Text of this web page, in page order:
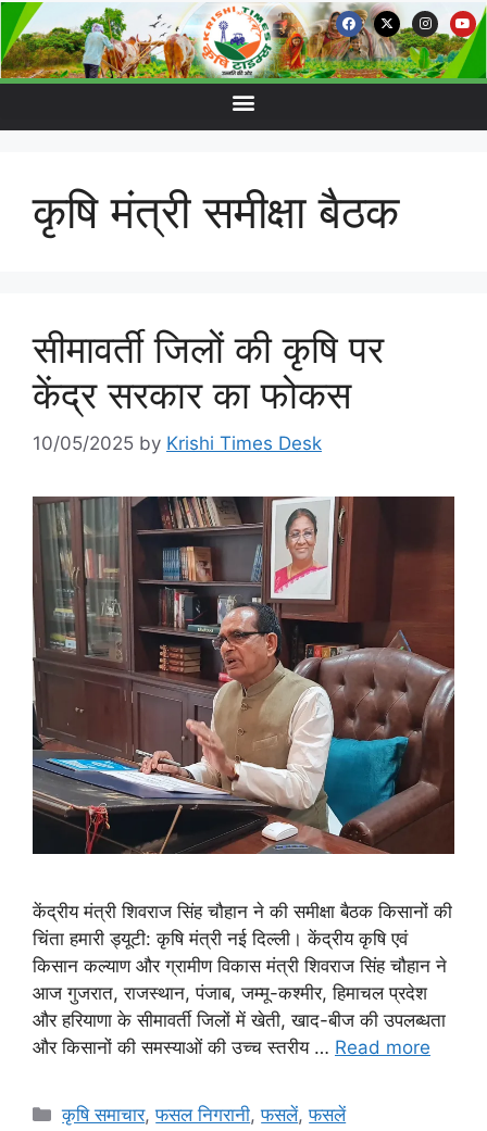
कृषि मंत्री समीक्षा बैठक
सीमावर्ती जिलों की कृषि पर
केंद्र सरकार का फोकस
10/05/2025 by Krishi Times Desk
केंद्रीय मंत्री शिवराज सिंह चौहान ने की समीक्षा बैठक किसानों की
चिंता हमारी ड्यूटी: कृषि मंत्री नई दिल्ली। केंद्रीय कृषि एवं
किसान कल्याण और ग्रामीण विकास मंत्री शिवराज सिंह चौहान ने
आज गुजरात, राजस्थान, पंजाब, जम्मू-कश्मीर, हिमाचल प्रदेश
और हरियाणा के सीमावर्ती जिलों में खेती, खाद-बीज की उपलब्धता
और किसानों की समस्याओं की उच्च स्तरीय … Read more
कृषि समाचार,फसल निगरानी,फसलें,फसलें